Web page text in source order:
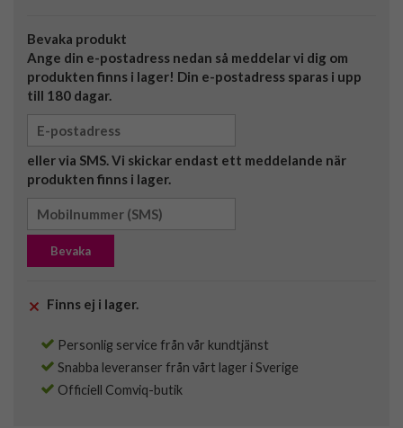
Bevaka produkt
Ange din e-postadress nedan så meddelar vi dig om
produkten finns i lager! Din e-postadress sparas i upp
till 180 dagar.
eller via SMS. Vi skickar endast ett meddelande när
produkten finns i lager.
Bevaka
Finns ej i lager.
Personlig service från vår kundtjänst
Snabba leveranser från vårt lager i Sverige
Officiell Comviq-butik